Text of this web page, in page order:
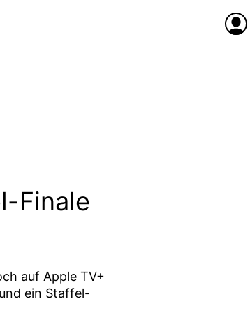
Finale
auf Apple TV+
ein Staffel-